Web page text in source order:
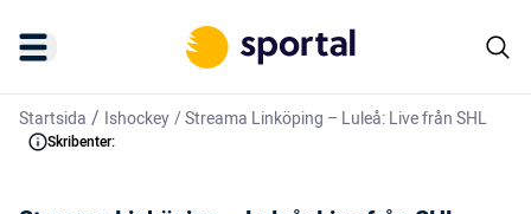
Startsida / Ishockey/Streama Linköping – Luleå: Live från SHL
Skribenter: